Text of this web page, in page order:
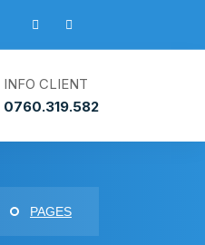
INFO CLIENT
0760.319.582
PAGES